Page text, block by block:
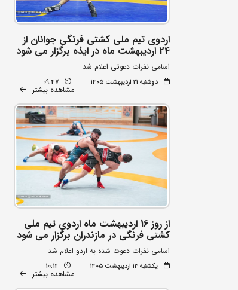
اردوی تیم ملی کشتی فرنگی جوانان از
24 اردیبهشت ماه در ایذه برگزار می شود
اسامی نفرات دعوتی اعلام شد
دوشنبه ۲۱ اردیبهشت ۱۴۰۵ 09:47
مشاهده بیشتر
از روز 16 اردیبهشت ماه اردوی تیم ملی
کشتی فرنگی در مازندران برگزار می شود
اسامی نفرات دعوت شده به اردو اعلام شد
یکشنبه ۱۳ اردیبهشت ۱۴۰۵ 10:12
مشاهده بیشتر